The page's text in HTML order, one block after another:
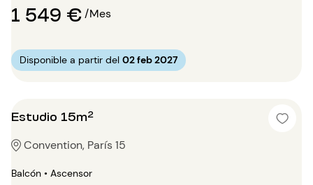
1 549 €/Mes
Disponible a partir del 02 feb 2027
Estudio 15m²
Convention, París 15
Balcón • Ascensor